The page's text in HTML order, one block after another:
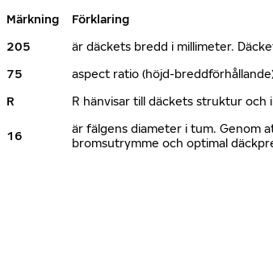
Märkning
Förklaring
205
är däckets bredd i millimeter.
75
aspect ratio (höjd-
R
R hänvisar till däckets struktur och
16
är fälgens diameter i tum. Genom
bromsutrymme och optimal